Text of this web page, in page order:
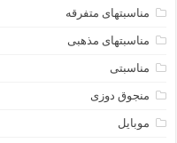
مناسبتهای متفرقه
مناسبتهای مذهبی
مناسبتی
منجوق دوزی
موبایل